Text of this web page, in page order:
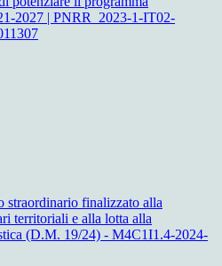
2027 | PNRR_2023-1-IT02-
straordinario finalizzato alla
territoriali e alla lotta alla
(D.M. 19/24) - M4C1I1.4-2024-